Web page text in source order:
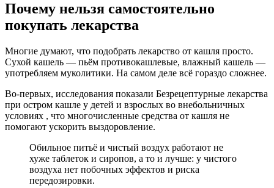
Почему нельзя самостоятельно
покупать лекарства
Многие думают, что подобрать лекарство от кашля просто.
Сухой кашель — пьём противокашлевые, влажный кашель —
употребляем муколитики. На самом деле всё гораздо сложнее.
Во-первых, исследования показали Безрецептурные лекарства
при остром кашле у детей и взрослых во внебольничных
условиях , что многочисленные средства от кашля не
помогают ускорить выздоровление.
Обильное питьё и чистый воздух работают не
хуже таблеток и сиропов, а то и лучше: у чистого
воздуха нет побочных эффектов и риска
передозировки.